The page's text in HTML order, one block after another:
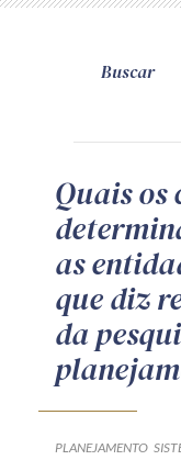
Quais os
as
que diz
da
PLANEJAMENTO